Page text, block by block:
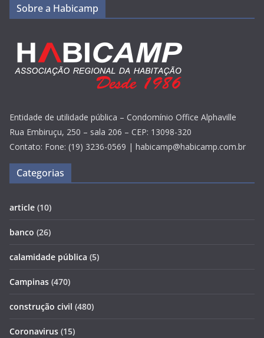
Sobre a Habicamp
Entidade de utilidade pública – Condomínio Office Alphaville
Rua Embiruçu, 250 – sala 206 – CEP: 13098-320
Contato: Fone: (19) 3236-0569 | habicamp@habicamp.com.br
Categorias
article (10)
banco (26)
calamidade pública (5)
Campinas (470)
construção civil (480)
Coronavirus (15)